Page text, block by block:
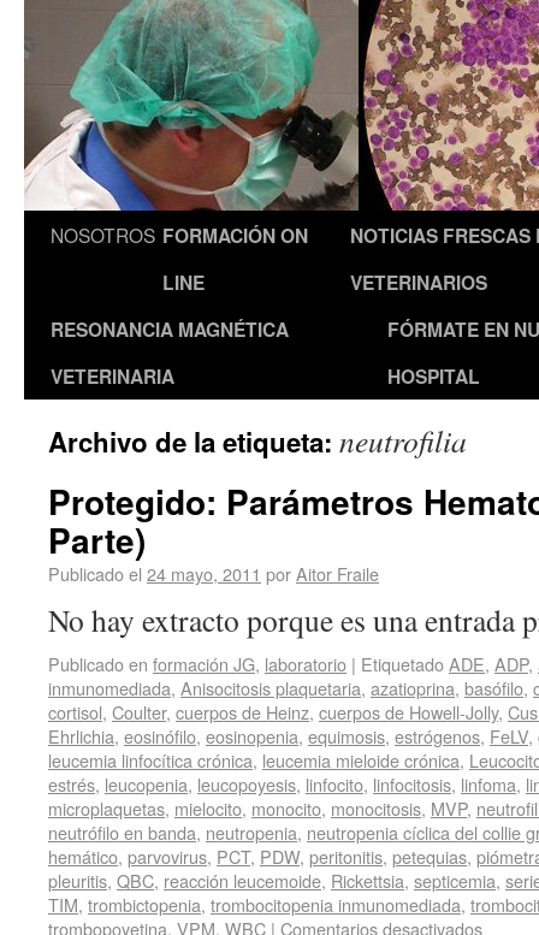
NOSOTROS FORMACIÓN ON
LINE
NOTICIAS FRESCAS
VETERINARIOS
RESONANCIA MAGNÉTICA
VETERINARIA
FÓRMATE EN
HOSPITAL
Archivo de la etiqueta: neutrofilia
Protegido: Parámetros
Parte)
Publicado el 24 mayo, 2011 porAitor Fraile
No hay extracto porque es una entrada
Publicado en formación JG, laboratorio | EtiquetadoADE, ADP,
inmunomediada, Anisocitosis plaquetaria, azatioprina, basófilo,
cortisol, Coulter, cuerpos de Heinz, cuerpos de Howell-Jolly,
Ehrlichia, eosinófilo, eosinopenia, equimosis, estrógenos, FeLV,
leucemia linfocítica crónica, leucemia mieloide crónica,
estrés, leucopenia, leucopoyesis, linfocito, linfocitosis, linfoma,
microplaquetas, mielocito, monocito, monocitosis, MVP,
neutrófilo en banda, neutropenia, neutropenia cíclica del collie
hemático, parvovirus, PCT, PDW, peritonitis, petequias,
pleuritis, QBC, reacción leucemoide, Rickettsia, septicemia,
TIM, trombictopenia, trombocitopenia inmunomediada,
trombopoyetina, VPM, WBC | Comentarios desactivados